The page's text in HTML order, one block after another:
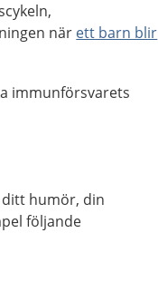
när ett barn blir
immunförsvarets
humör, din
följande